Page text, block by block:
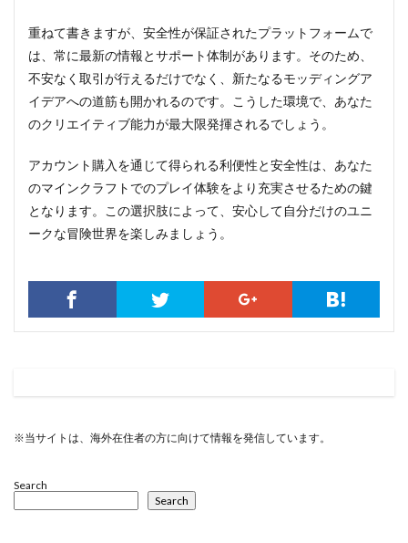
重ねて書きますが、安全性が保証されたプラットフォームで
は、常に最新の情報とサポート体制があります。そのため、
不安なく取引が行えるだけでなく、新たなるモッディングア
イデアへの道筋も開かれるのです。こうした環境で、あなた
のクリエイティブ能力が最大限発揮されるでしょう。
アカウント購入を通じて得られる利便性と安全性は、あなた
のマインクラフトでのプレイ体験をより充実させるための鍵
となります。この選択肢によって、安心して自分だけのユニ
ークな冒険世界を楽しみましょう。
※当サイトは、海外在住者の方に向けて情報を発信しています。
Search
Search